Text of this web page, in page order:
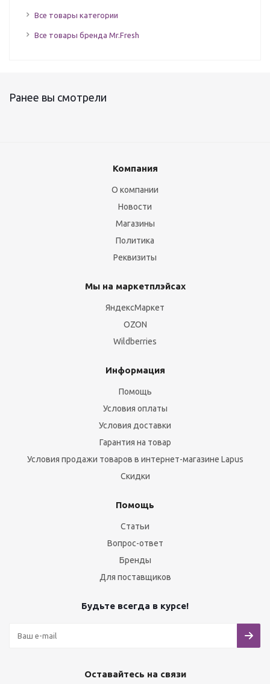
Все товары категории
Все товары бренда Mr.Fresh
Ранее вы смотрели
Компания
О компании
Новости
Магазины
Политика
Реквизиты
Мы на маркетплэйсах
ЯндексМаркет
OZON
Wildberries
Информация
Помощь
Условия оплаты
Условия доставки
Гарантия на товар
Условия продажи товаров в интернет-магазине Lapus
Скидки
Помощь
Статьи
Вопрос-ответ
Бренды
Для поставщиков
Будьте всегда в курсе!
Оставайтесь на связи